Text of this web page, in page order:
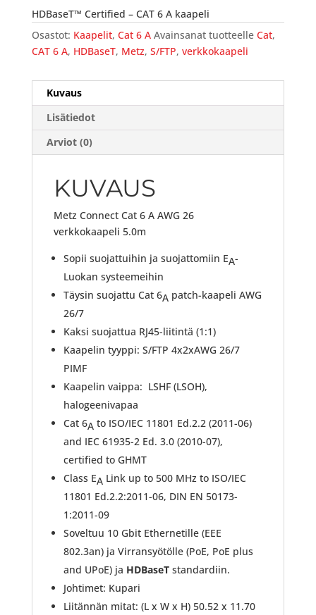
HDBaseT™ Certified – CAT 6 A kaapeli
Osastot: Kaapelit, Cat 6 A Avainsanat tuotteelle Cat,
CAT 6 A, HDBaseT, Metz, S/FTP, verkkokaapeli
Kuvaus
Lisätiedot
Arviot (0)
KUVAUS
Metz Connect Cat 6 A AWG 26
verkkokaapeli 5.0m
Sopii suojattuihin ja suojattomiin EA-
Luokan systeemeihin
Täysin suojattu Cat 6A patch-kaapeli AWG
26/7
Kaksi suojattua RJ45-liitintä (1:1)
Kaapelin tyyppi: S/FTP 4x2xAWG 26/7
PIMF
Kaapelin vaippa: LSHF (LSOH),
halogeenivapaa
Cat 6A to ISO/IEC 11801 Ed.2.2 (2011-06)
and IEC 61935-2 Ed. 3.0 (2010-07),
certified to GHMT
Class EA Link up to 500 MHz to ISO/IEC
11801 Ed.2.2:2011-06, DIN EN 50173-
1:2011-09
Soveltuu 10 Gbit Ethernetille (EEE
802.3an) ja Virransyötölle (PoE, PoE plus
and UPoE) ja HDBaseTstandardiin.
Johtimet: Kupari
Liitännän mitat: (L x W x H) 50.52 x 11.70